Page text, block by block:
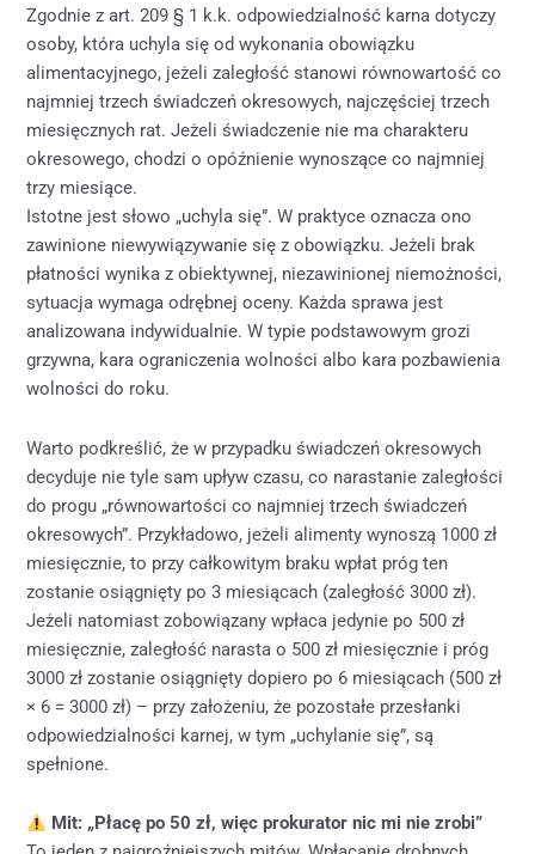
Zgodnie z art. 209 § 1 k.k. odpowiedzialność karna dotyczy
osoby, która uchyla się od wykonania obowiązku
alimentacyjnego, jeżeli zaległość stanowi równowartość co
najmniej trzech świadczeń okresowych, najczęściej trzech
miesięcznych rat. Jeżeli świadczenie nie ma charakteru
okresowego, chodzi o opóźnienie wynoszące co najmniej
trzy miesiące.
Istotne jest słowo „uchyla się”. W praktyce oznacza ono
zawinione niewywiązywanie się z obowiązku. Jeżeli brak
płatności wynika z obiektywnej, niezawinionej niemożności,
sytuacja wymaga odrębnej oceny. Każda sprawa jest
analizowana indywidualnie. W typie podstawowym grozi
grzywna, kara ograniczenia wolności albo kara pozbawienia
wolności do roku.
Warto podkreślić, że w przypadku świadczeń okresowych
decyduje nie tyle sam upływ czasu, co narastanie zaległości
do progu „równowartości co najmniej trzech świadczeń
okresowych”. Przykładowo, jeżeli alimenty wynoszą 1000 zł
miesięcznie, to przy całkowitym braku wpłat próg ten
zostanie osiągnięty po 3 miesiącach (zaległość 3000 zł).
Jeżeli natomiast zobowiązany wpłaca jedynie po 500 zł
miesięcznie, zaległość narasta o 500 zł miesięcznie i próg
3000 zł zostanie osiągnięty dopiero po 6 miesiącach (500 zł
× 6 = 3000 zł) – przy założeniu, że pozostałe przesłanki
odpowiedzialności karnej, w tym „uchylanie się”, są
spełnione.
Mit: „Płacę po 50 zł, więc prokurator nic mi nie zrobi”